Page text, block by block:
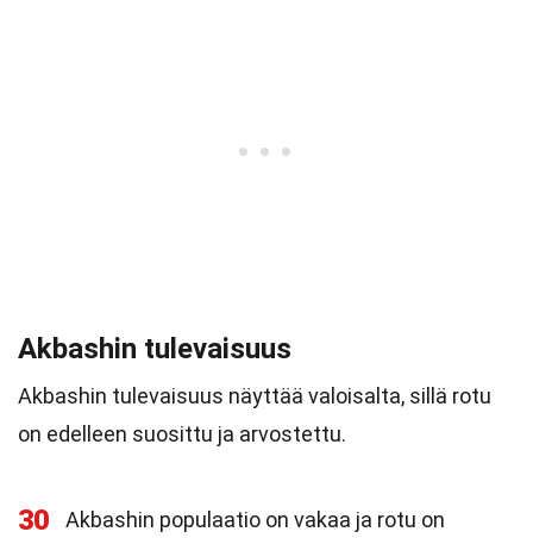
Akbashin tulevaisuus
Akbashin tulevaisuus näyttää valoisalta, sillä rotu
on edelleen suosittu ja arvostettu.
30
Akbashin populaatio on vakaa ja rotu on